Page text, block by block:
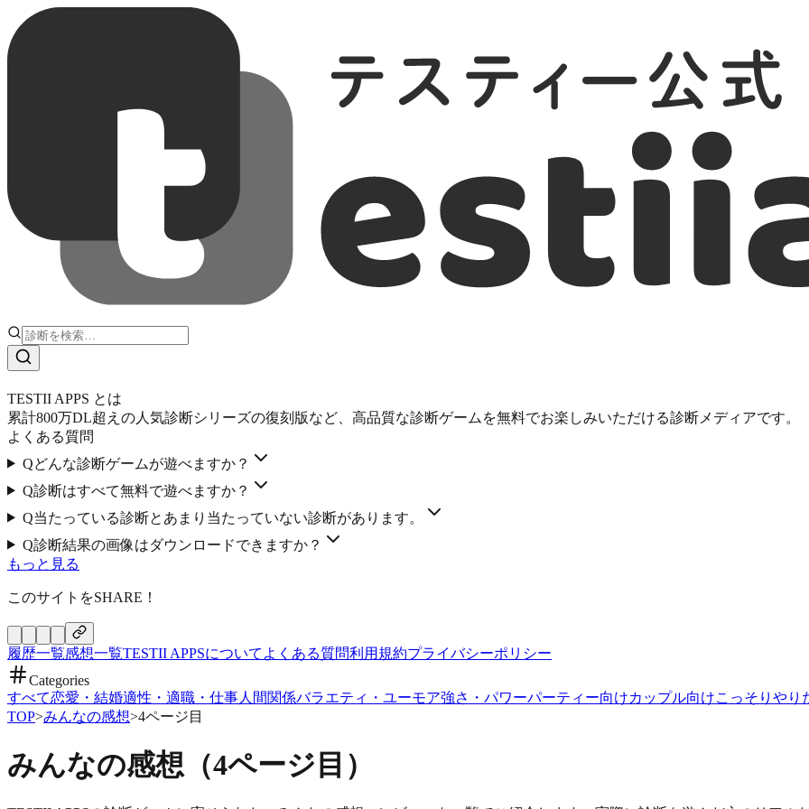
TESTII APPS とは
累計800万DL超えの人気診断シリーズの復刻版など、高品質な診断ゲームを無料でお楽しみいただける診断メディアです。
よくある質問
Qどんな診断ゲームが遊べますか？
Q診断はすべて無料で遊べますか？
Q当たっている診断とあまり当たっていない診断があります。
Q診断結果の画像はダウンロードできますか？
もっと見る
このサイトをSHARE！
履歴一覧感想一覧TESTII APPSについて よくある質問利用規約プライバシーポリシー
Categories
すべて恋愛・結婚適性・適職・仕事人間関係バラエティ・ユーモア強さ・パワーパーティー向けカップル向けこっそりやり
TOP>みんなの感想>4ページ目
みんなの感想（4ページ目）